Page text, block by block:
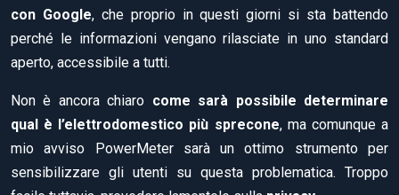
con Google, che proprio in questi giorni si sta battendo
perché le informazioni vengano rilasciate in uno standard
aperto, accessibile a tutti.
Non è ancora chiaro come sarà possibile determinare
qual è l’elettrodomestico più sprecone, ma comunque a
mio avviso PowerMeter sarà un ottimo strumento per
sensibilizzare gli utenti su questa problematica. Troppo